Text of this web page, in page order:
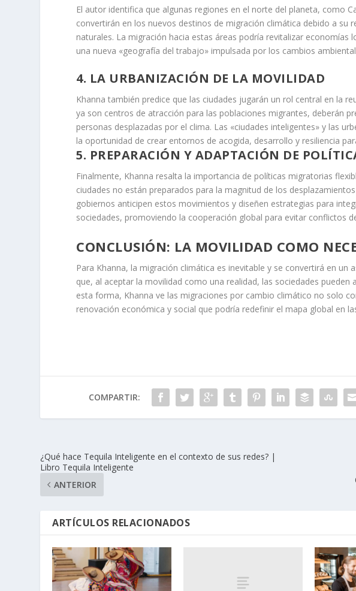
El autor identifica que algunas regiones en el norte del planeta, como
convertirán en los nuevos destinos de migración climática debido a su
naturales. La migración hacia estas áreas podría revitalizar economías
una nueva «geografía del trabajo» impulsada por los cambios
4. LA URBANIZACIÓN DE LA MOVILIDAD
Khanna también predice que las ciudades jugarán un rol central en la
ya son centros de atracción para las poblaciones migrantes, deberán
personas desplazadas por el clima. Las «ciudades inteligentes» y las
la oportunidad de crear entornos de acogida, desarrollo y resiliencia
5. PREPARACIÓN Y ADAPTACIÓN DE
Finalmente, Khanna resalta la importancia de políticas migratorias
ciudades no están preparados para la magnitud de los
gobiernos anticipen estos movimientos y diseñen estrategias para
sociedades, promoviendo la cooperación global para evitar conflictos
CONCLUSIÓN: LA MOVILIDAD COMO
Para Khanna, la migración climática es inevitable y se convertirá en un
que, al aceptar la movilidad como una realidad, las sociedades
esta forma, Khanna ve las migraciones por cambio climático no solo
renovación económica y social que podría redefinir el mapa global en
COMPARTIR:
¿Qué hace Tequila Inteligente en el contexto de sus redes? |
Libro Tequila Inteligente
ANTERIOR
ARTÍCULOS RELACIONADOS